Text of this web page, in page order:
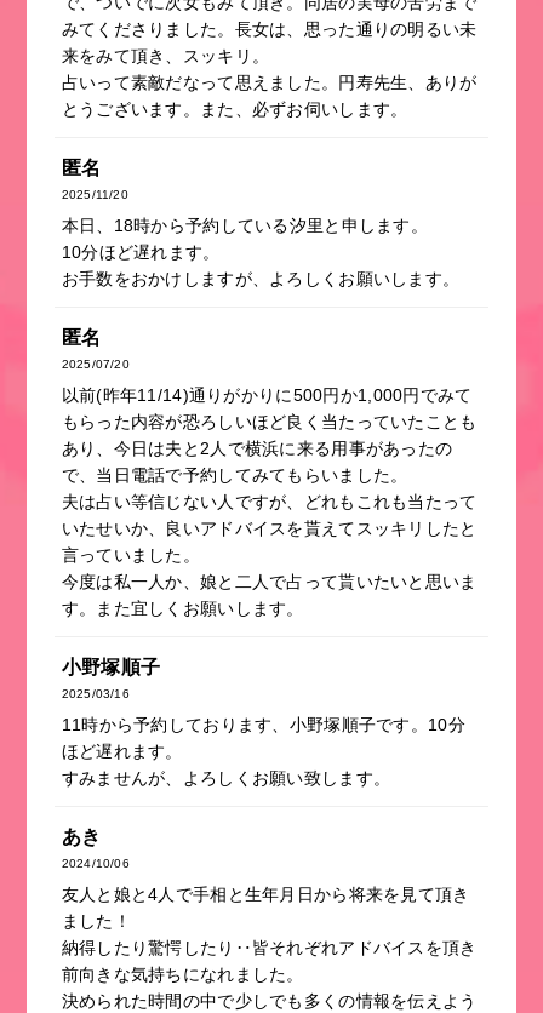
みてくださりました。長女は、思った通りの明るい未
来をみて頂き、スッキリ。
占いって素敵だなって思えました。円寿先生、ありが
とうございます。また、必ずお伺いします。
匿名
2025/11/20
本日、18時から予約している汐里と申します。
10分ほど遅れます。
お手数をおかけしますが、よろしくお願いします。
匿名
2025/07/20
以前(昨年11/14)通りがかりに500円か1,000円でみて
もらった内容が恐ろしいほど良く当たっていたことも
あり、今日は夫と2人で横浜に来る用事があったの
で、当日電話で予約してみてもらいました。
夫は占い等信じない人ですが、どれもこれも当たって
いたせいか、良いアドバイスを貰えてスッキリしたと
言っていました。
今度は私一人か、娘と二人で占って貰いたいと思いま
す。また宜しくお願いします。
小野塚順子
2025/03/16
11時から予約しております、小野塚順子です。10分
ほど遅れます。
すみませんが、よろしくお願い致します。
あき
2024/10/06
友人と娘と4人で手相と生年月日から将来を見て頂き
ました！
納得したり驚愕したり‥皆それぞれアドバイスを頂き
前向きな気持ちになれました。
決められた時間の中で少しでも多くの情報を伝えよう